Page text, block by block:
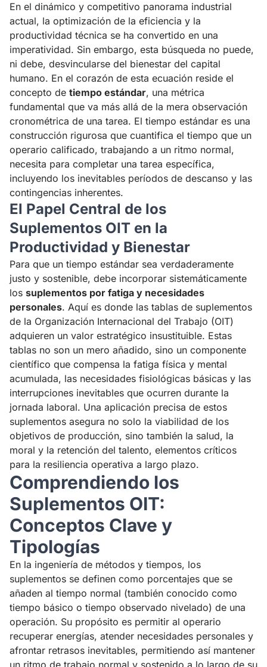
En el dinámico y competitivo panorama industrial
actual, la optimización de la eficiencia y la
productividad técnica se ha convertido en una
imperatividad. Sin embargo, esta búsqueda no puede,
ni debe, desvincularse del bienestar del capital
humano. En el corazón de esta ecuación reside el
concepto de tiempo estándar, una métrica
fundamental que va más allá de la mera observación
cronométrica de una tarea. El tiempo estándar es una
construcción rigurosa que cuantifica el tiempo que un
operario calificado, trabajando a un ritmo normal,
necesita para completar una tarea específica,
incluyendo los inevitables períodos de descanso y las
contingencias inherentes.
El Papel Central de los
Suplementos OIT en la
Productividad y Bienestar
Para que un tiempo estándar sea verdaderamente
justo y sostenible, debe incorporar sistemáticamente
los suplementos por fatiga y necesidades
personales. Aquí es donde las tablas de suplementos
de la Organización Internacional del Trabajo (OIT)
adquieren un valor estratégico insustituible. Estas
tablas no son un mero añadido, sino un componente
científico que compensa la fatiga física y mental
acumulada, las necesidades fisiológicas básicas y las
interrupciones inevitables que ocurren durante la
jornada laboral. Una aplicación precisa de estos
suplementos asegura no solo la viabilidad de los
objetivos de producción, sino también la salud, la
moral y la retención del talento, elementos críticos
para la resiliencia operativa a largo plazo.
Comprendiendo los
Suplementos OIT:
Conceptos Clave y
Tipologías
En la ingeniería de métodos y tiempos, los
suplementos se definen como porcentajes que se
añaden al tiempo normal (también conocido como
tiempo básico o tiempo observado nivelado) de una
operación. Su propósito es permitir al operario
recuperar energías, atender necesidades personales y
afrontar retrasos inevitables, permitiendo así mantener
un ritmo de trabajo normal y sostenido a lo largo de su